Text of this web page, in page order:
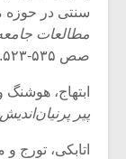
سنتی در حوزه موسیقی
مطالعات
صص ۵۳۵-۵۲۳.
ابتهاج، هوشنگ
پیر پرنیان‌اندیش
اتابکی، تورج و